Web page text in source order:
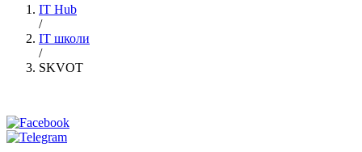
IT Hub
/
IT школи
/
SKVOT